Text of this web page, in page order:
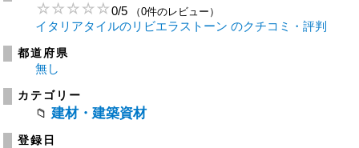
0/5 （0件のレビュー）
イタリアタイルのリビエラストーン のクチコミ・評判
都道府県
無し
カテゴリー
建材・建築資材
登録日